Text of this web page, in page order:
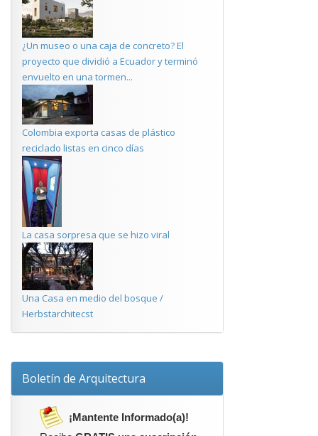
¿Un museo o una caja de concreto? El
proyecto que dividió a Ecuador y terminó
envuelto en una tormen...
Colombia exporta casas de plástico
reciclado listas en cinco días
La casa sorpresa que se hizo viral
Una Casa en medio del bosque /
Herbstarchitecst
Boletín de Arquitectura
¡Mantente Informado(a)!